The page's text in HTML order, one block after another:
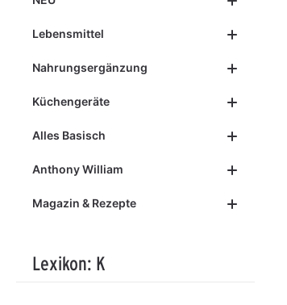
Lebensmittel
Nahrungsergänzung
Küchengeräte
Alles Basisch
Anthony William
Magazin & Rezepte
Lexikon: K